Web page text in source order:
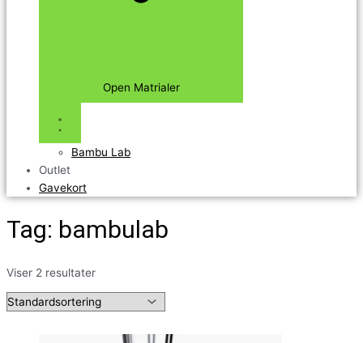
Open Matrialer
Bambu Lab
Outlet
Gavekort
Tag: bambulab
Viser 2 resultater